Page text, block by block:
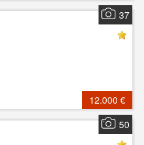
37
12.000 €
50